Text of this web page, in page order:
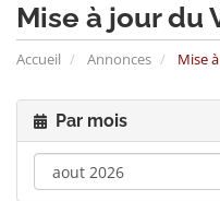
Mise à jour du
Accueil Annonces Mise
Par mois